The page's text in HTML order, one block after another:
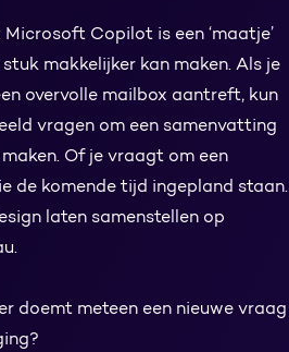
Copilot is een ‘maatje’
makkelijker kan maken. Als je
overvolle mailbox aantreft, kun
vragen om een samenvatting
Of je vraagt om een
de komende tijd ingepland staan.
laten samenstellen op
doemt meteen een nieuwe vraag